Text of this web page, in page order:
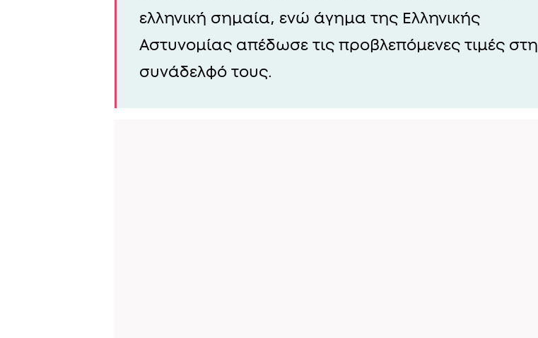
ελληνική σημαία, ενώ άγημα της Ελληνικής
Αστυνομίας απέδωσε τις προβλεπόμενες τιμές στη
συνάδελφό τους.